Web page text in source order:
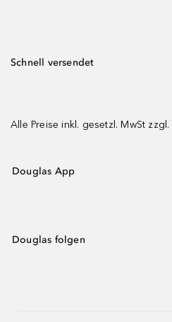
Schnell versendet
Alle Preise inkl. gesetzl. MwSt zzgl.
Douglas App
Douglas folgen